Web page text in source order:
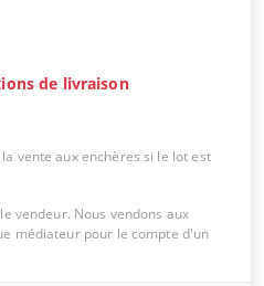
de livraison
vente aux enchères si le lot est
vendeur. Nous vendons aux
médiateur pour le compte d'un